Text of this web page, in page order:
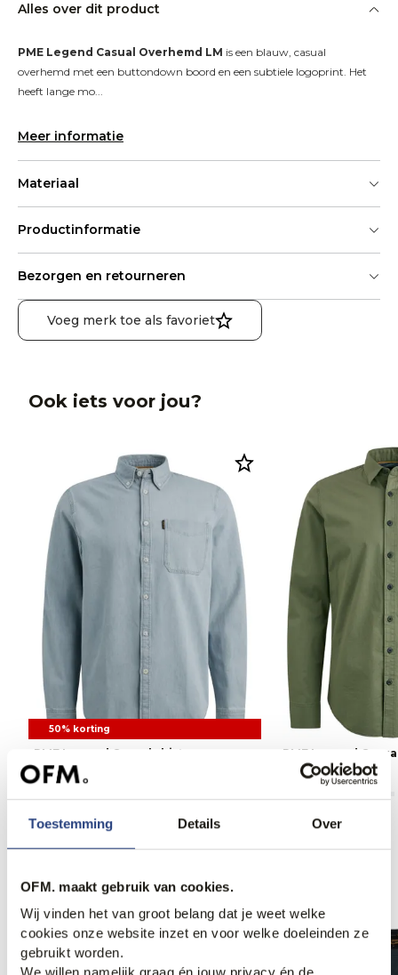
Toestemming Details Over
OFM. maakt gebruik van cookies.
Wij vinden het van groot belang dat je weet welke
cookies onze website inzet en voor welke doeleinden ze
gebruikt worden.
Alles over dit product
PME Legend Casual Overhemd LM is een blauw, casual
overhemd met een buttondown boord en een subtiele logoprint. Het
heeft lange mo...
Meer informatie
Materiaal
Productinformatie
Bezorgen en retourneren
Voeg merk toe als favoriet
Ook iets voor jou?
50% korting
PME Legend Casual shirt
89,99
44,95
PME Legend
79,99
Anderen bekeken ook